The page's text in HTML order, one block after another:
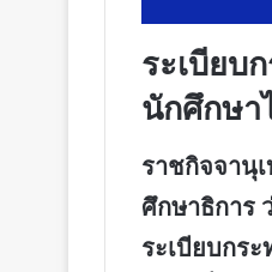
ระเบียบ
นักศึกษา
ราชกิจจานุ
ศึกษาธิการ
ระเบียบกร